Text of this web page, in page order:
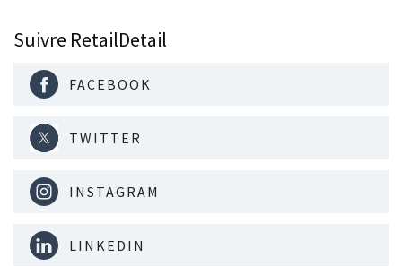
Suivre RetailDetail
FACEBOOK
TWITTER
INSTAGRAM
LINKEDIN